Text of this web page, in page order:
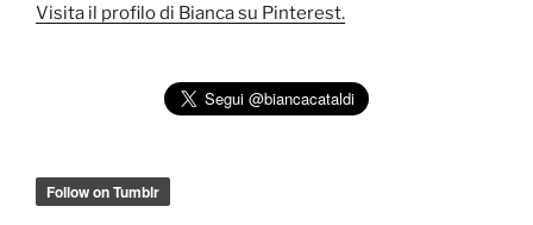
Visita il profilo di Bianca su Pinterest.